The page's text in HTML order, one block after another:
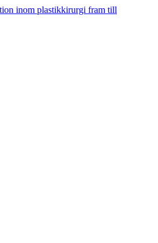
inom plastikkirurgi fram till